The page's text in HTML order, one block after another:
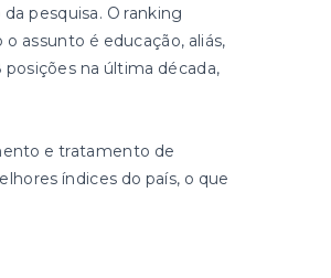
pesquisa. O ranking
assunto é educação, aliás,
posições na última década,
e tratamento de
índices do país, o que